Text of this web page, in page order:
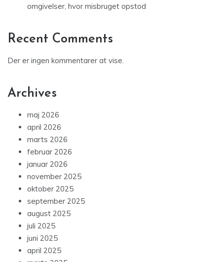
omgivelser, hvor misbruget opstod
Recent Comments
Der er ingen kommentarer at vise.
Archives
maj 2026
april 2026
marts 2026
februar 2026
januar 2026
november 2025
oktober 2025
september 2025
august 2025
juli 2025
juni 2025
april 2025